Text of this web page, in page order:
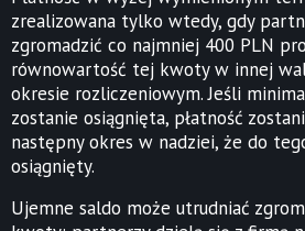
zrealizowana tylko wtedy, gdy
zgromadzić co najmniej 400 PLN
równowartość tej kwoty w innej
okresie rozliczeniowym. Jeśli
zostanie osiągnięta, płatność
następny okres w nadziei, że do
osiągnięty.
Ujemne saldo może utrudniać